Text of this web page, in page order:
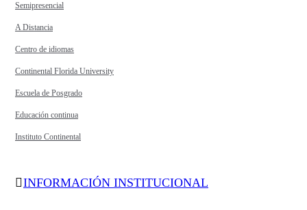
Semipresencial
A Distancia
Centro de idiomas
Continental Florida University
Escuela de Posgrado
Educación continua
Instituto Continental
INFORMACIÓN INSTITUCIONAL